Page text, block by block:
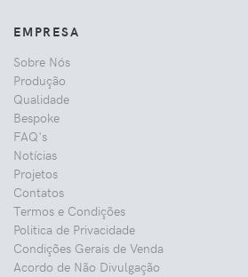
EMPRESA
Sobre Nós
Produção
Qualidade
Bespoke
FAQ's
Notícias
Projetos
Contatos
Termos e Condições
Politica de Privacidade
Condições Gerais de Venda
Acordo de Não Divulgação